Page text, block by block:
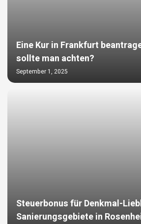
Eine Kur in Frankfurt
sollte man achten?
September 1, 2025
Steuerbonus für Denkmal-
Sanierungsgebiete in